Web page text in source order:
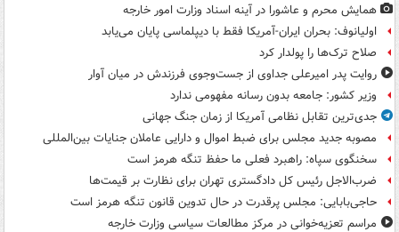
همایش محرم و عاشورا در آینه اسناد وزارت امور خارجه
اولیانوف: بحران ایران-آمریکا فقط با دیپلماسی پایان می‌یابد
صلاح ترک‌ها را پولدار کرد
روایت پدر امیرعلی جداوی از جست‌وجوی فرزندش در میان آوار
وزیر کشور: جامعه بدون رسانه مفهومی ندارد
جدی‌ترین تقابل نظامی آمریکا از زمان جنگ جهانی
مصوبه جدید مجلس برای ضبط اموال و دارایی عاملان جنایات بین‌المللی
سخنگوی سپاه: راهبرد فعلی ما حفظ تنگه هرمز است
ضرب‌الاجل رئیس کل دادگستری تهران برای نظارت بر قیمت‌ها
حاجی‌بابایی: مجلس پرقدرت در حال تدوین قانون تنگه هرمز است
مراسم تعزیه‌خوانی در مرکز مطالعات سیاسی وزارت خارجه